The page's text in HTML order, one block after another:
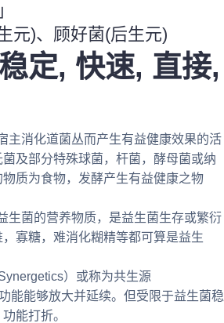
元)、顾好菌(后生元)
定, 快速, 直接,
主消化道菌丛而产生有益健康效果的活
及部分特殊球菌，杆菌，酵母菌或纳
质为食物，发酵产生有益健康之物
生菌的营养物质，是益生菌生存或繁衍
寡糖，难消化糊精等都可算是益生
）或称为共生源
能能够放大并延续。但受限于益生菌稳
能打折。